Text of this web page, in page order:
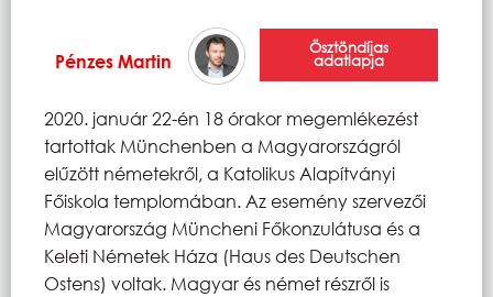
Pénzes Martin
Ösztöndíjas
adatlapja
2020. január 22-én 18 órakor megemlékezést
tartottak Münchenben a Magyarországról
elűzött németekről, a Katolikus Alapítványi
Főiskola templomában. Az esemény szervezői
Magyarország Müncheni Főkonzulátusa és a
Keleti Németek Háza (Haus des Deutschen
Ostens) voltak. Magyar és német részről is